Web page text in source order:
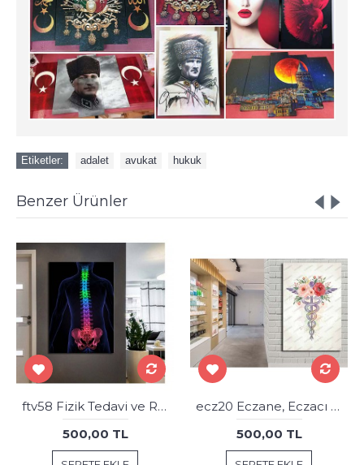
Etiketler: adalet avukat hukuk
Benzer Ürünler
ftv58 Fizik Tedavi ve Rehabilitasyon Temalı İskelet Sistemi Neon Renkler Tablo
500,00 TL
ecz20 Eczane, Eczacı Dekorasyonu Eczacı Simgesi Tablosu
500,00 TL